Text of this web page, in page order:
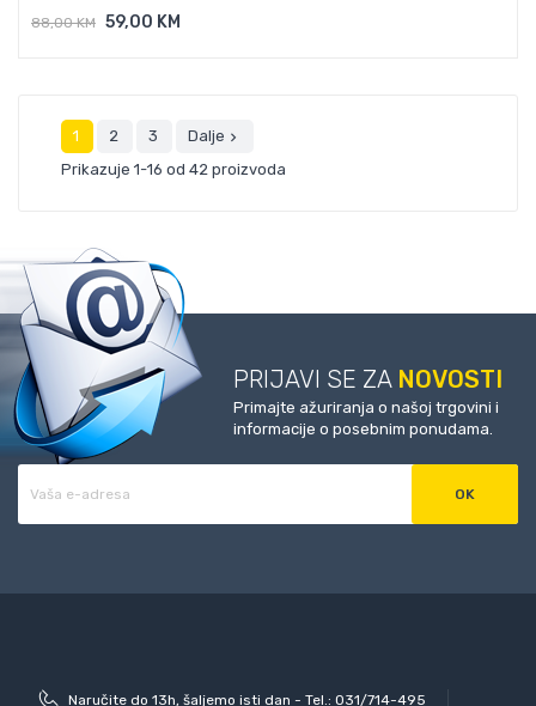
88,00 KM 59,00 KM
Dodaj U Košaricu
1 2 3 Dalje 
Prikazuje 1-16 od 42 proizvoda
PRIJAVI SE ZA NOVOSTI
Primajte ažuriranja o našoj trgovini i
informacije o posebnim ponudama.
Naručite do 13h, šaljemo isti dan - Tel.: 031/714-495